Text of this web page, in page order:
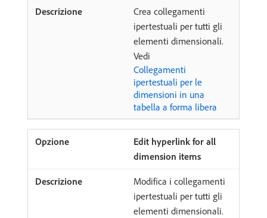
Crea collegamenti
ipertestuali per tutti gli
elementi dimensionali.
Vedi
Collegamenti
ipertestuali per le
dimensioni in una
tabella a forma libera
Edit hyperlink for all
dimension items
Modifica i collegamenti
ipertestuali per tutti gli
elementi dimensionali.